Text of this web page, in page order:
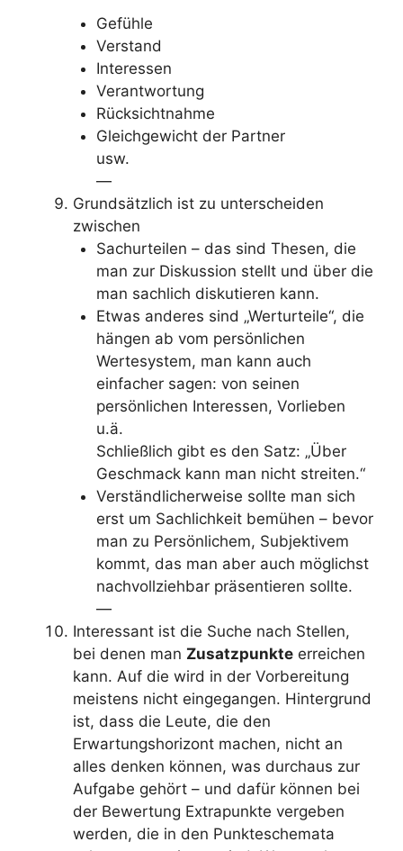
Gefühle
Verstand
Interessen
Verantwortung
Rücksichtnahme
Gleichgewicht der Partner
usw.
—
Grundsätzlich ist zu unterscheiden
zwischen
Sachurteilen – das sind Thesen, die
man zur Diskussion stellt und über die
man sachlich diskutieren kann.
Etwas anderes sind „Werturteile“, die
hängen ab vom persönlichen
Wertesystem, man kann auch
einfacher sagen: von seinen
persönlichen Interessen, Vorlieben
u.ä.
Schließlich gibt es den Satz: „Über
Geschmack kann man nicht streiten.“
Verständlicherweise sollte man sich
erst um Sachlichkeit bemühen – bevor
man zu Persönlichem, Subjektivem
kommt, das man aber auch möglichst
nachvollziehbar präsentieren sollte.
—
Interessant ist die Suche nach Stellen,
bei denen man Zusatzpunkte erreichen
kann. Auf die wird in der Vorbereitung
meistens nicht eingegangen. Hintergrund
ist, dass die Leute, die den
Erwartungshorizont machen, nicht an
alles denken können, was durchaus zur
Aufgabe gehört – und dafür können bei
der Bewertung Extrapunkte vergeben
werden, die in den Punkteschemata